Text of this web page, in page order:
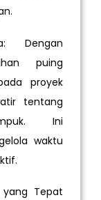
Dengan
puing
proyek
tentang
Ini
waktu
yang Tepat